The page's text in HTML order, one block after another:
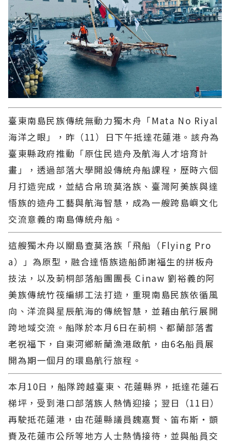
臺東南島民族傳統無動力獨木舟「Mata No Riyal
海洋之眼」，昨（11）日下午抵達花蓮港。該舟為
臺東縣政府推動「原住民造舟及航海人才培育計
畫」，透過部落大學開設傳統舟船課程，歷時六個
月打造完成，並結合帛琉莫洛族、臺灣阿美族與達
悟族的造舟工藝與航海智慧，成為一艘跨島嶼文化
交流意義的南島傳統舟船。
這艘獨木舟以關島查莫洛族「飛船（Flying Pro
a）」為原型，融合達悟族造船師謝福生的拼板舟
技法，以及莿桐部落船團團長 Cinaw 劉裕義的阿
美族傳統竹筏編綁工法打造，重現南島民族依循風
向、洋流與星辰航海的傳統智慧，並藉由航行展開
跨地域交流。船隊於本月6日在莿桐、都蘭部落耆
老祝福下，自東河鄉新蘭漁港啟航，由6名船員展
開為期一個月的環島航行旅程。
本月10日，船隊跨越臺東、花蓮縣界，抵達花蓮石
梯坪，受到港口部落族人熱情迎接；翌日（11日）
再駛抵花蓮港，由花蓮縣議員魏嘉賢、笛布斯・顗
賚及花蓮市公所等地方人士熱情接待，並與船員交